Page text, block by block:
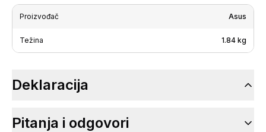
Proizvođač Asus
Težina 1.84 kg
Deklaracija
Pitanja i odgovori